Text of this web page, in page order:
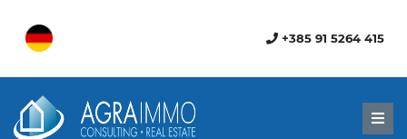
+385 91 5264 415